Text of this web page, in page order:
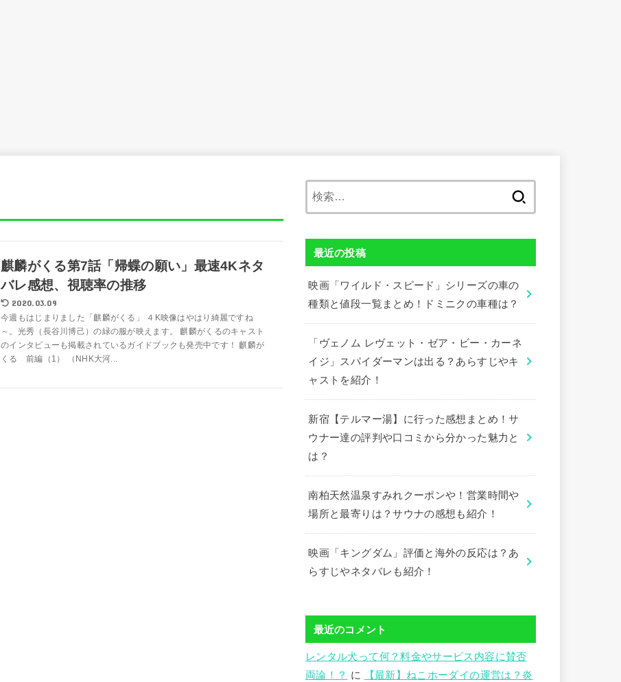
麒麟がくる第7話「帰蝶の願い」最速4Kネタ
バレ感想、視聴率の推移
2020.03.09
今週もはじまりました「麒麟がくる」 ４K映像はやはり綺麗ですね
～。光秀（長谷川博己）の緑の服が映えます。 麒麟がくるのキャスト
のインタビューも掲載されているガイドブックも発売中です！ 麒麟が
くる 前編（1） （NHK大河...
最近の投稿
映画「ワイルド・スピード」シリーズの車の
種類と値段一覧まとめ！ドミニクの車種は？
「ヴェノム レヴェット・ゼア・ビー・カーネ
イジ」スパイダーマンは出る？あらすじやキ
ャストを紹介！
新宿【テルマー湯】に行った感想まとめ！サ
ウナー達の評判や口コミから分かった魅力と
は？
南柏天然温泉すみれクーポンや！営業時間や
場所と最寄りは？サウナの感想も紹介！
映画「キングダム」評価と海外の反応は？あ
らすじやネタバレも紹介！
最近のコメント
レンタル犬って何？料金やサービス内容に賛否
両論！？
に
【最新】ねこホーダイの運営は？炎